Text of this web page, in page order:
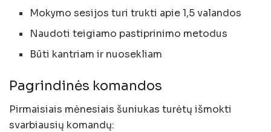
Mokymo sesijos turi trukti apie 1,5 valandos
Naudoti teigiamo pastiprinimo metodus
Būti kantriam ir nuosekliam
Pagrindinės komandos
Pirmaisiais mėnesiais šuniukas turėtų išmokti
svarbiausių komandų: